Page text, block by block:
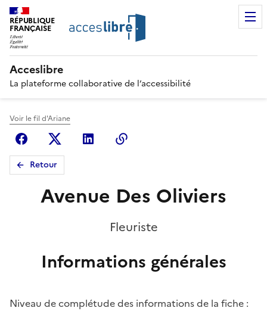
RÉPUBLIQUE
FRANÇAISE
Acceslibre
La plateforme collaborative de l’accessibilité
Voir le fil d'Ariane
FacebookX (anciennement Twitter)
Linkedin
Retour
Avenue Des Oliviers
Fleuriste
Informations générales
Niveau de complétude des informations de la fiche :